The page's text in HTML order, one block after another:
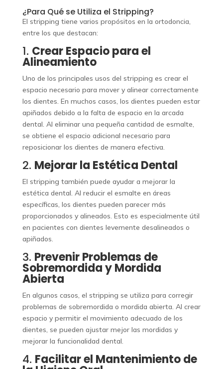
¿Para Qué se Utiliza el Stripping?
El stripping tiene varios propósitos en la ortodoncia,
entre los que destacan:
1. Crear Espacio para el
Alineamiento
Uno de los principales usos del stripping es crear el
espacio necesario para mover y alinear correctamente
los dientes. En muchos casos, los dientes pueden estar
apiñados debido a la falta de espacio en la arcada
dental. Al eliminar una pequeña cantidad de esmalte,
se obtiene el espacio adicional necesario para
reposicionar los dientes de manera efectiva.
2. Mejorar la Estética Dental
El stripping también puede ayudar a mejorar la
estética dental. Al reducir el esmalte en áreas
específicas, los dientes pueden parecer más
proporcionados y alineados. Esto es especialmente útil
en pacientes con dientes levemente desalineados o
apiñados.
3. Prevenir Problemas de
Sobremordida y Mordida
Abierta
En algunos casos, el stripping se utiliza para corregir
problemas de sobremordida o mordida abierta. Al crear
espacio y permitir el movimiento adecuado de los
dientes, se pueden ajustar mejor las mordidas y
mejorar la funcionalidad dental.
4. Facilitar el Mantenimiento de